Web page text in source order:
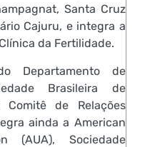
Santa Cruz
Cajuru, e integra a
da Fertilidade.
Departamento de
Brasileira de
de Relações
ainda a American
(AUA), Sociedade